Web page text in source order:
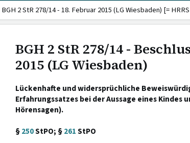
BGH 2 StR 278/14 - 18. Februar 2015 (LG Wiesbaden) [=
BGH 2 StR 278/14 -
2015 (LG Wiesbaden)
Lückenhafte und widersprüchliche
Erfahrungssatzes bei der Aussage eines Kindes
Hörensagen).
§250StPO; §261StPO